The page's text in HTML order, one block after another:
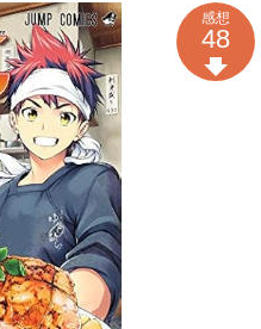
感想
48